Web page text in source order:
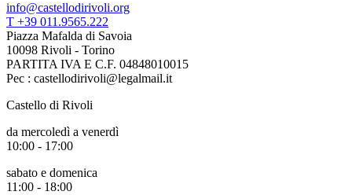
info@castellodirivoli.org
T +39 011.9565.222
Piazza Mafalda di Savoia
10098 Rivoli - Torino
PARTITA IVA E C.F. 04848010015
Pec : castellodirivoli@legalmail.it
Castello di Rivoli
da mercoledì a venerdì
10:00 - 17:00
sabato e domenica
11:00 - 18:00